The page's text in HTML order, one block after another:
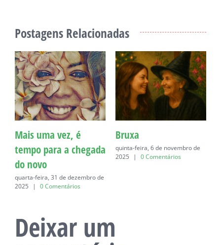
Postagens Relacionadas
Mais uma vez, é
tempo para a chegada
do novo
quarta-feira, 31 de dezembro de
2025
| 0 Comentários
Bruxa
quinta-feira, 6 de novembro de
2025
| 0 Comentários
Deixar um